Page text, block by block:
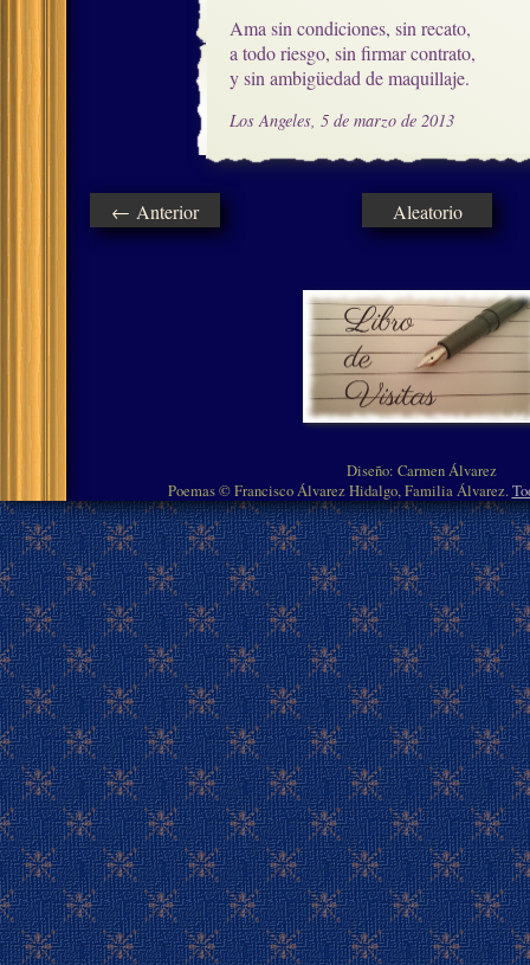
Ama sin condiciones, sin recato,
a todo riesgo, sin firmar contrato,
y sin ambigüedad de maquillaje.
Los Angeles, 5 de marzo de 2013
← Anterior Aleatorio
Diseño: Carmen Álvarez
Poemas © Francisco Álvarez Hidalgo, Familia Álvarez.